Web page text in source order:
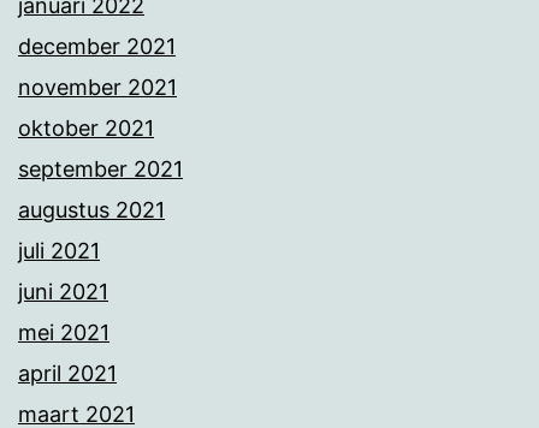
januari 2022
december 2021
november 2021
oktober 2021
september 2021
augustus 2021
juli 2021
juni 2021
mei 2021
april 2021
maart 2021